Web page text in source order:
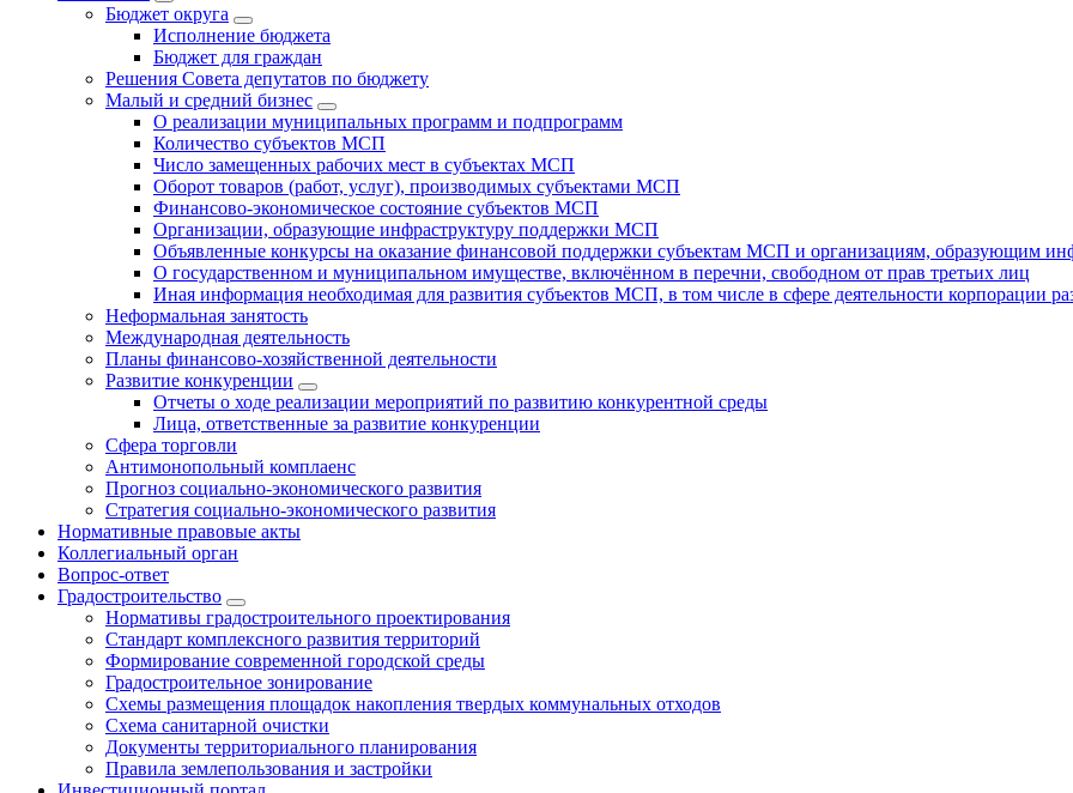
Бюджет округa
Исполнение бюджета
Бюджет для граждан
Решения Совета депутатов по бюджету
Малый и средний бизнес
О реализации муниципальных программ и подпрограмм
Количество субъектов МСП
Число замещенных рабочих мест в субъектах МСП
Оборот товаров (работ, услуг), производимых субъектами МСП
Финансово-экономическое состояние субъектов МСП
Организации, образующие инфраструктуру поддержки МСП
Объявленные конкурсы на оказание финансовой поддержки субъектам МСП и организациям, образующим
О государственном и муниципальном имуществе, включённом в перечни, свободном от прав третьих лиц
Иная информация необходимая для развития субъектов МСП, в том числе в сфере деятельности корпорации
Неформальная занятость
Международная деятельность
Планы финансово-хозяйственной деятельности
Развитие конкуренции
Отчеты о ходе реализации мероприятий по развитию конкурентной среды
Лица, ответственные за развитие конкуренции
Сфера торговли
Антимонопольный комплаенс
Прогноз социально-экономического развития
Стратегия социально-экономического развития
Нормативные правовые акты
Коллегиальный орган
Вопрос-ответ
Градостроительство
Нормативы градостроительного проектирования
Стандарт комплексного развития территорий
Формирование современной городской среды
Градостроительное зонирование
Схемы размещения площадок накопления твердых коммунальных отходов
Схема санитарной очистки
Документы территориального планирования
Правила землепользования и застройки